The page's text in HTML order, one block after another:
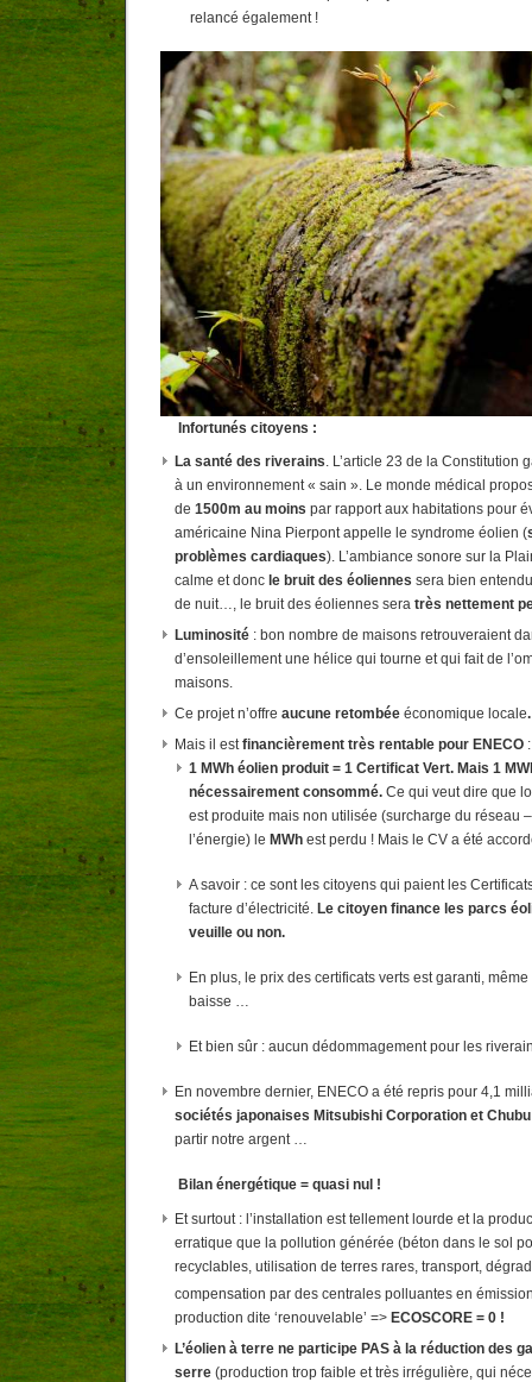
relancé également !
Infortunés citoyens :
La santé des riverains. L’article 23 de la Constitution
à un environnement « sain ». Le monde médical
de 1500m au moins par rapport aux habitations pour
américaine Nina Pierpont appelle le syndrome éolien (
problèmes cardiaques). L’ambiance sonore sur la
calme et donc le bruit des éoliennes sera bien
de nuit…, le bruit des éoliennes sera très nettement
Luminosité : bon nombre de maisons retrouveraient
d’ensoleillement une hélice qui tourne et qui fait de
maisons.
Ce projet n’offre aucune retombée économique locale.
Mais il estfinancièrement très rentable pour ENECO :
1 MWh éolien produit = 1 Certificat Vert. Mais 1
nécessairement consommé. Ce qui veut dire que
est produite mais non utilisée (surcharge du réseau
l’énergie) le MWh est perdu ! Mais le CV a été
A savoir : ce sont les citoyens qui paient les
facture d’électricité. Le citoyen finance les parcs
veuille ou non.
En plus, le prix des certificats verts est garanti,
baisse …
Et bien sûr : aucun dédommagement pour les
En novembre dernier, ENECO a été repris pour 4,1
sociétés japonaises Mitsubishi Corporation et Chubu
partir notre argent …
Bilan énergétique = quasi nul !
Et surtout : l’installation est tellement lourde et la
erratique que la pollution générée (béton dans le sol
recyclables, utilisation de terres rares, transport,
compensation par des centrales polluantes en
production dite ‘renouvelable’ => ECOSCORE = 0 !
L’éolien à terre ne participe PAS à la réduction des
serre (production trop faible et très irrégulière, qui